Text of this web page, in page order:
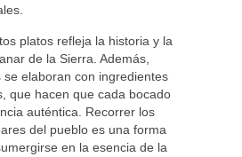
platos refleja la historia y la
de la Sierra. Además,
se elaboran con ingredientes
que hacen que cada bocado
auténtica. Recorrer los
del pueblo es una forma
en la esencia de la